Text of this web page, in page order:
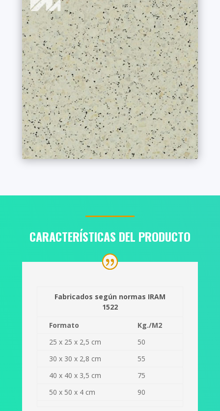
CARACTERÍSTICAS DEL PRODUCTO
Fabricados según normas IRAM
1522
Formato
Kg./M2
25 x 25 x 2,5 cm
50
30 x 30 x 2,8 cm
55
40 x 40 x 3,5 cm
75
50 x 50 x 4 cm
90